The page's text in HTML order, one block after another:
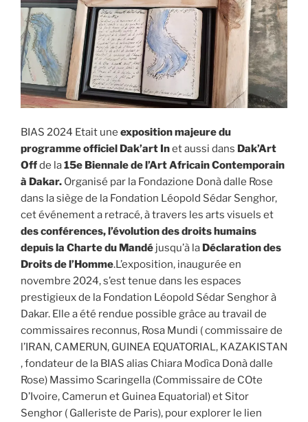
BIAS 2024 Etait une exposition majeure du
programme officiel Dak’art Inet aussi dans Dak’Art
Offde la15e Biennale de l’Art Africain Contemporain
à Dakar. Organisé par la Fondazione Donà dalle Rose
dans la siège de la Fondation Léopold Sédar Senghor,
cet événement a retracé, à travers les arts visuels et
des conférences, l’évolution des droits humains
depuis la Charte du Mandé jusqu’à la Déclaration des
Droits de l’Homme.L’exposition, inaugurée en
novembre 2024, s’est tenue dans les espaces
prestigieux de la Fondation Léopold Sédar Senghor à
Dakar. Elle a été rendue possible grâce au travail de
commissaires reconnus, Rosa Mundi ( commissaire de
l’IRAN, CAMERUN, GUINEA EQUATORIAL, KAZAKISTAN
, fondateur de la BIAS alias Chiara Modìca Donà dalle
Rose) Massimo Scaringella (Commissaire de COte
D’Ivoire, Camerun et Guinea Equatorial) et Sitor
Senghor ( Galleriste de Paris), pour explorer le lien